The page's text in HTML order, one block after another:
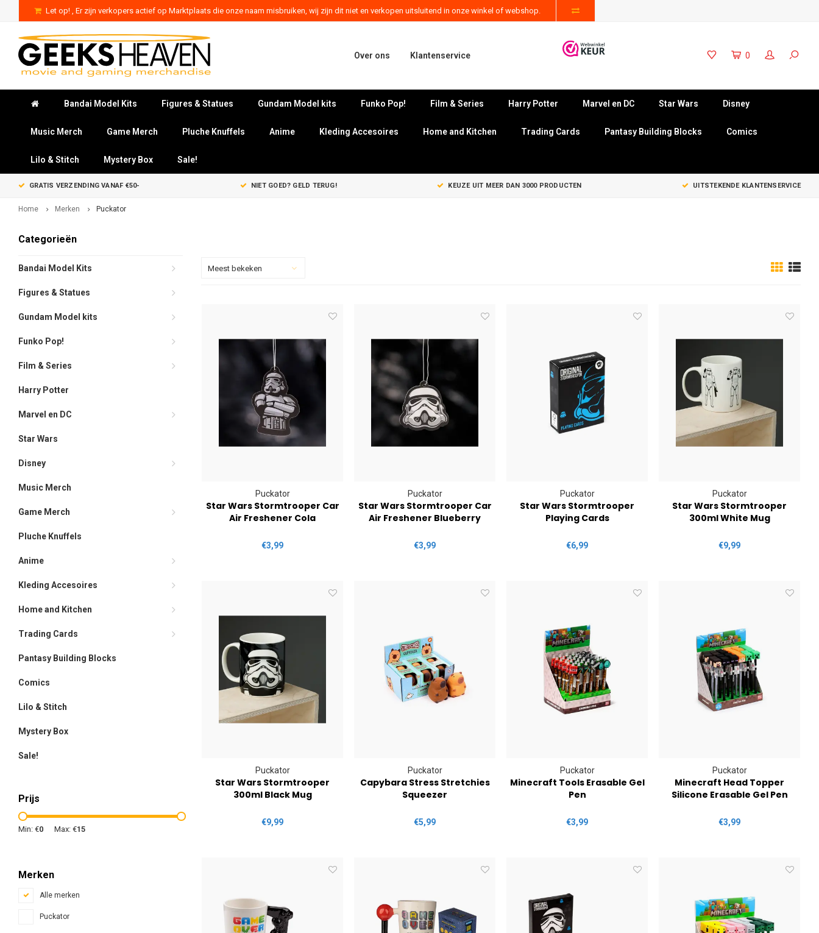
Let op! , Er zijn verkopers actief op Marktplaats die onze naam misbruiken, wij zijn dit niet en verkopen uitsluitend in onze winkel of webshop.
Over ons Klantenservice 0
Bandai Model Kits Figures & Statues Gundam Model kits Funko Pop! Film & Series Harry Potter Marvel en DC Star Wars Disney
Music Merch Game Merch Pluche Knuffels Anime Kleding Accesoires Home and Kitchen Trading Cards Pantasy Building Blocks Comics
Lilo & Stitch Mystery Box Sale!
GRATIS VERZENDING VANAF €50- NIET GOED? GELD TERUG! KEUZE UIT MEER DAN 3000 PRODUCTEN UITSTEKENDE KLANTENSERVICE
Home Merken Puckator
Categorieën
Bandai Model Kits
Figures & Statues
Gundam Model kits
Funko Pop!
Film & Series
Harry Potter
Marvel en DC
Star Wars
Disney
Music Merch
Game Merch
Pluche Knuffels
Anime
Kleding Accesoires
Home and Kitchen
Trading Cards
Pantasy Building Blocks
Comics
Lilo & Stitch
Mystery Box
Sale!
Prijs
Min: €0 Max: €15
Merken
Alle merken
Puckator
Meest bekeken
Puckator
Star Wars Stormtrooper Car
Air Freshener Cola
€3,99
Puckator
Star Wars Stormtrooper Car
Air Freshener Blueberry
€3,99
Puckator
Star Wars Stormtrooper
Playing Cards
€6,99
Puckator
Star Wars Stormtrooper
300ml White Mug
€9,99
Puckator
Star Wars Stormtrooper
300ml Black Mug
€9,99
Puckator
Capybara Stress Stretchies
Squeezer
€5,99
Puckator
Minecraft Tools Erasable Gel
Pen
€3,99
Puckator
Minecraft Head Topper
Silicone Erasable Gel Pen
€3,99